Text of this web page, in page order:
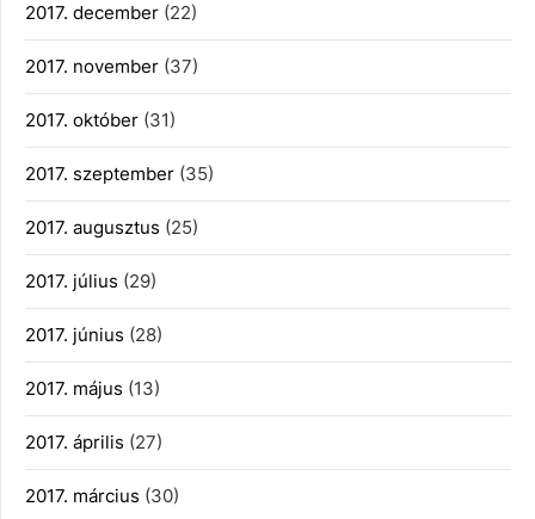
2017. december (22)
2017. november (37)
2017. október (31)
2017. szeptember (35)
2017. augusztus (25)
2017. július (29)
2017. június (28)
2017. május (13)
2017. április (27)
2017. március (30)